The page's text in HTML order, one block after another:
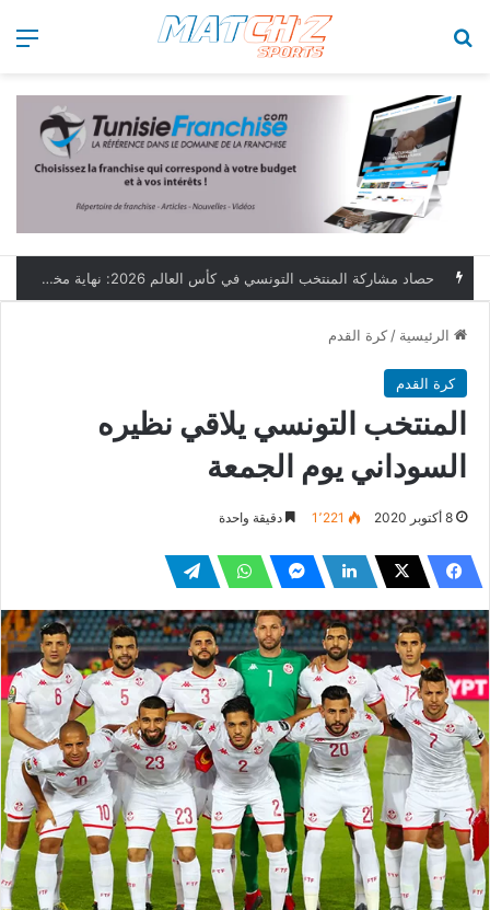
حصاد مشاركة المنتخب التونسي في كأس العالم 2026: نهاية مخيبة وطموحات مؤجلة
الرئيسية / كرة القدم
كرة القدم
المنتخب التونسي يلاقي نظيره
السوداني يوم الجمعة
8 أكتوبر 2020 1٬221 دقيقة واحدة